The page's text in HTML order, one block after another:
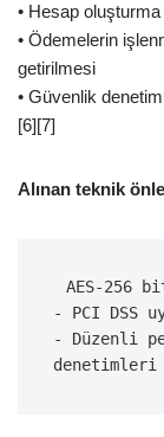
• Hesap
• Ödemelerin
getirilmesi
• Güvenlik
[6][7]
Alınan teknik
AES-256
- PCI DSS
- Düzenli
denetimleri